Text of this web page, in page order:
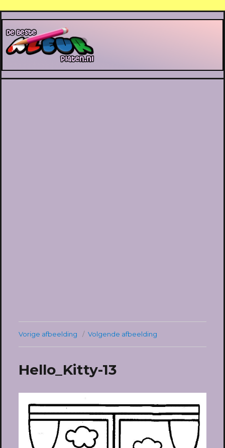
De Beste Kleurplaten
Vorige afbeelding Volgende afbeelding
Hello_Kitty-13